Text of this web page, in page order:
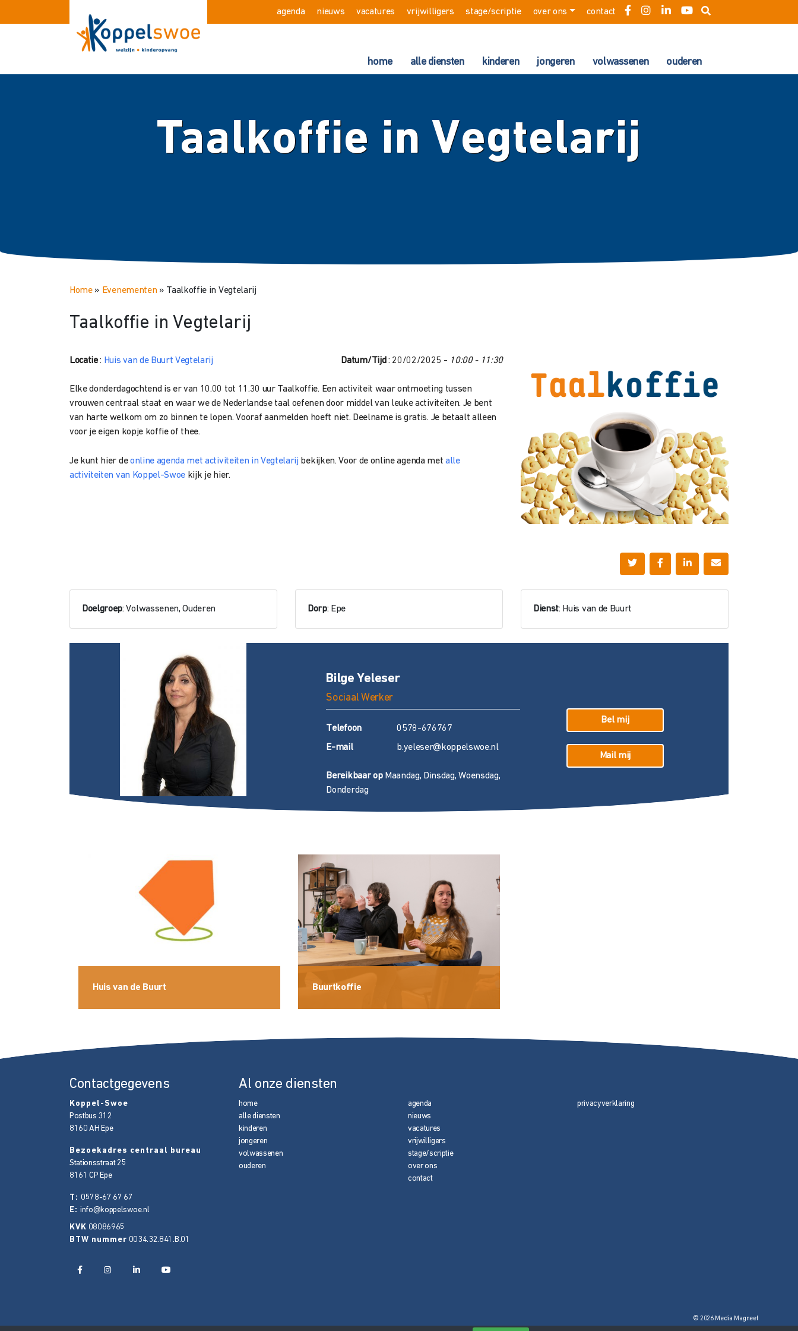
agenda nieuws vacatures vrijwilligers stage/scriptie over ons contact
home alle diensten kinderen jongeren volwassenen ouderen
Taalkoffie in Vegtelarij
Home» Evenementen» Taalkoffie in Vegtelarij
Taalkoffie in Vegtelarij
Locatie: Huis van de Buurt Vegtelarij Datum/Tijd : 20/02/2025 - 10:00 - 11:30
Elke donderdagochtend is er van 10.00 tot 11.30 uur Taalkoffie. Een activiteit waar ontmoeting tussen
vrouwen centraal staat en waar we de Nederlandse taal oefenen door middel van leuke activiteiten. Je bent
van harte welkom om zo binnen te lopen. Vooraf aanmelden hoeft niet. Deelname is gratis. Je betaalt alleen
voor je eigen kopje koffie of thee.
Je kunt hier deonline agenda met activiteiten in Vegtelarij bekijken. Voor de online agenda met alle
activiteiten van Koppel-Swoe kijk je hier.
Doelgroep: Volwassenen, Ouderen Dorp: Epe Dienst: Huis van de Buurt
Bilge Yeleser
Sociaal Werker
Telefoon
0578-676767
E-mail b.yeleser@koppelswoe.nl
Bereikbaar opMaandag, Dinsdag, Woensdag,
Donderdag
Bel mij
Mail mij
Huis van de Buurt Buurtkoffie
Contactgegevens
Koppel-Swoe
Postbus 312
8160 AH Epe
Bezoekadres centraal bureau
Stationsstraat 25
8161 CP Epe
T: 0578-67 67 67
E: info@koppelswoe.nl
KVK 08086965
BTW nummer 0034.32.841.B.01
Al onze diensten
home
alle diensten
kinderen
jongeren
volwassenen
ouderen
agenda
nieuws
vacatures
vrijwilligers
stage/scriptie
over ons
contact
privacyverklaring
© 2026 Media Magneet